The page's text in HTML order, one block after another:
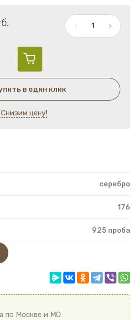
в один клик
цену!
серебро
176
925 проба
по Москве и МО